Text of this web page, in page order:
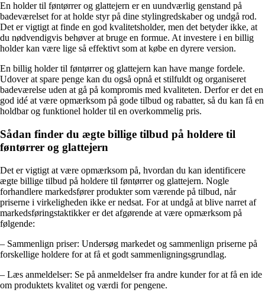
En holder til føntørrer og glattejern er en uundværlig genstand på
badeværelset for at holde styr på dine stylingredskaber og undgå rod.
Det er vigtigt at finde en god kvalitetsholder, men det betyder ikke, at
du nødvendigvis behøver at bruge en formue. At investere i en billig
holder kan være lige så effektivt som at købe en dyrere version.
En billig holder til føntørrer og glattejern kan have mange fordele.
Udover at spare penge kan du også opnå et stilfuldt og organiseret
badeværelse uden at gå på kompromis med kvaliteten. Derfor er det en
god idé at være opmærksom på gode tilbud og rabatter, så du kan få en
holdbar og funktionel holder til en overkommelig pris.
Sådan finder du ægte billige tilbud på holdere til
føntørrer og glattejern
Det er vigtigt at være opmærksom på, hvordan du kan identificere
ægte billige tilbud på holdere til føntørrer og glattejern. Nogle
forhandlere markedsfører produkter som værende på tilbud, når
priserne i virkeligheden ikke er nedsat. For at undgå at blive narret af
markedsføringstaktikker er det afgørende at være opmærksom på
følgende:
– Sammenlign priser: Undersøg markedet og sammenlign priserne på
forskellige holdere for at få et godt sammenligningsgrundlag.
– Læs anmeldelser: Se på anmeldelser fra andre kunder for at få en ide
om produktets kvalitet og værdi for pengene.